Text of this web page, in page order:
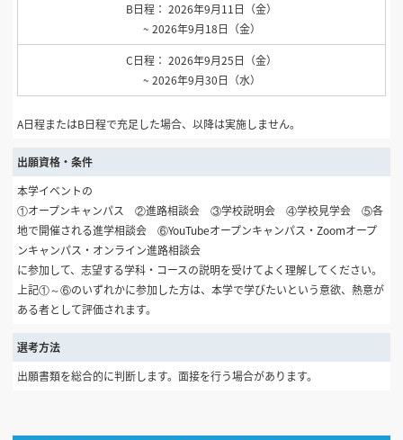
B日程： 2026年9月11日（金）
~ 2026年9月18日（金）
C日程： 2026年9月25日（金）
~ 2026年9月30日（水）
A日程またはB日程で充足した場合、以降は実施しません。
出願資格・条件
本学イベントの
①オープンキャンパス ②進路相談会 ③学校説明会 ④学校見学会 ⑤各
地で開催される進学相談会 ⑥YouTubeオープンキャンパス・Zoomオープ
ンキャンパス・オンライン進路相談会
に参加して、志望する学科・コースの説明を受けてよく理解してください。
上記①～⑥のいずれかに参加した方は、本学で学びたいという意欲、熱意が
ある者として評価されます。
選考方法
出願書類を総合的に判断します。面接を行う場合があります。